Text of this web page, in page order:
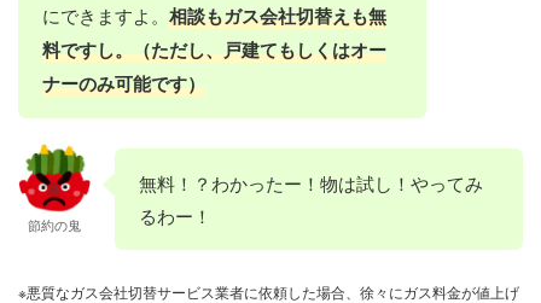
にできますよ。 相談もガス会社切替えも無
料ですし。（ただし、戸建てもしくはオー
ナーのみ可能です）
節約の鬼
無料！？わかったー！物は試し！やってみ
るわー！
※悪質なガス会社切替サービス業者に依頼した場合、徐々にガス料金が値上げ